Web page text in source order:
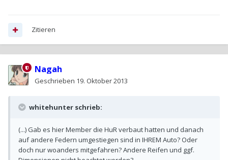
Zitieren
Nagah
Geschrieben 19. Oktober 2013
whitehunter schrieb:
(...) Gab es hier Member die HuR verbaut hatten und danach
auf andere Federn umgestiegen sind in IHREM Auto? Oder
doch nur woanders mitgefahren? Andere Reifen und ggf.